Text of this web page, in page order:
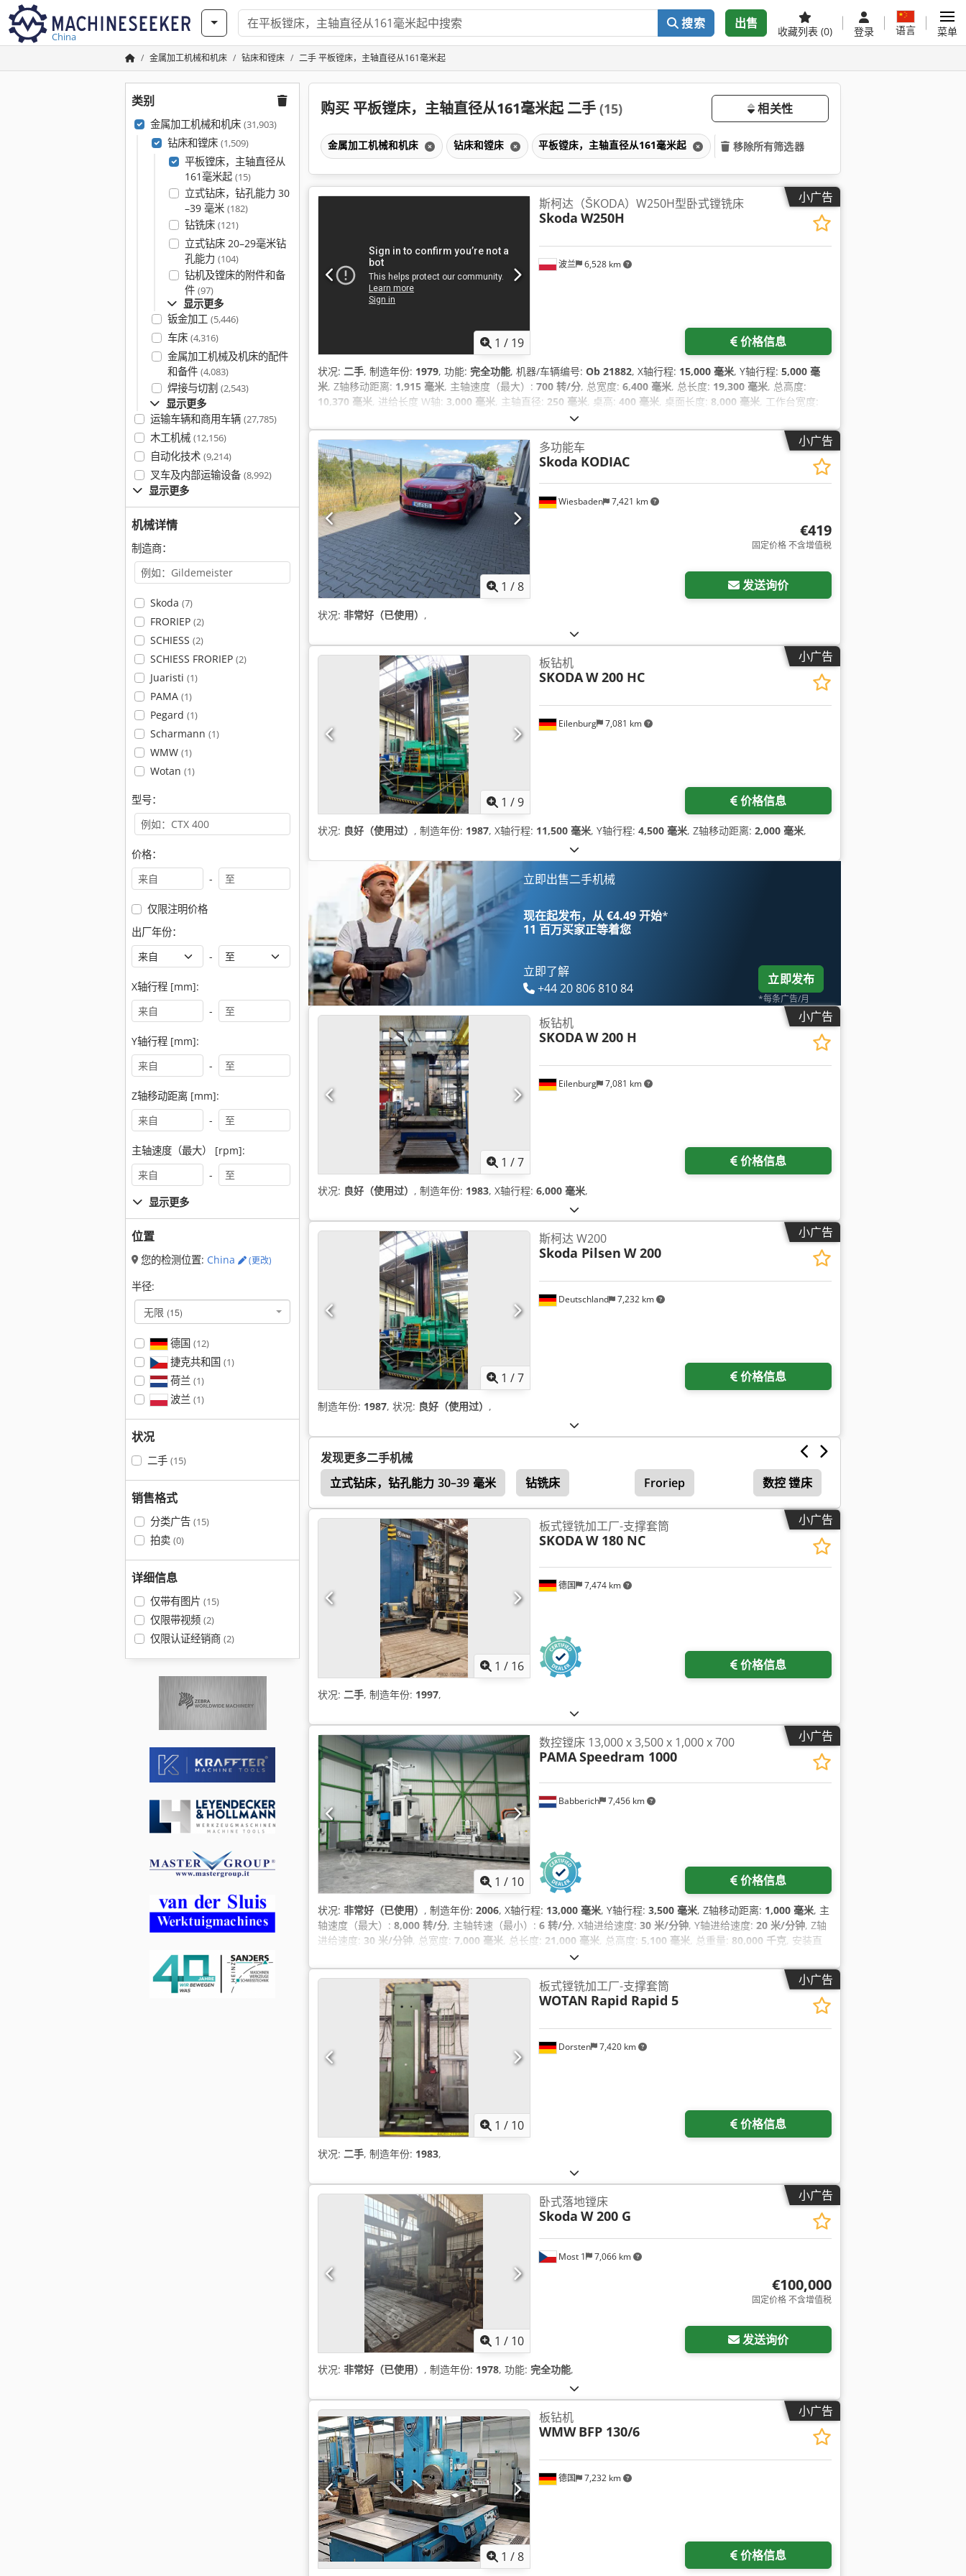
China
搜索 出售
收藏列表 (0) 登录 语言 菜单
金属加工机械和机床 钻床和镗床 二手 平板镗床，主轴直径从161毫米起
类别
金属加工机械和机床 (31,903)
钻床和镗床 (1,509)
平板镗床，主轴直径从
161毫米起 (15)
立式钻床，钻孔能力 30
–39 毫米 (182)
钻铣床 (121)
立式钻床 20–29毫米钻
孔能力 (104)
钻机及镗床的附件和备
件 (97)
显示更多
钣金加工 (5,446)
车床 (4,316)
金属加工机械及机床的配件
和备件 (4,083)
焊接与切割 (2,543)
显示更多
运输车辆和商用车辆 (27,785)
木工机械 (12,156)
自动化技术 (9,214)
叉车及内部运输设备 (8,992)
显示更多
机械详情
制造商：
Skoda (7)
FRORIEP (2)
SCHIESS (2)
SCHIESS FRORIEP (2)
Juaristi (1)
PAMA (1)
Pegard (1)
Scharmann (1)
WMW (1)
Wotan (1)
型号：
价格：
-
仅限注明价格
出厂年份：
-
X轴行程 [mm]:
-
Y轴行程 [mm]:
-
Z轴移动距离 [mm]:
-
主轴速度（最大） [rpm]:
-
显示更多
位置
您的检测位置: China (更改)
半径:
无限 (15)
德国 (12)
捷克共和国 (1)
荷兰 (1)
波兰 (1)
状况
二手 (15)
销售格式
分类广告 (15)
拍卖 (0)
详细信息
仅带有图片 (15)
仅限带视频 (2)
仅限认证经销商 (2)
购买 平板镗床，主轴直径从161毫米起 二手 (15) 相关性
金属加工机械和机床 钻床和镗床 平板镗床，主轴直径从161毫米起 移除所有筛选器
小广告
1 / 19
波兰 6,528 km
斯柯达（ŠKODA）W250H型卧式镗铣床
Skoda W250H
价格信息
状况: 二手, 制造年份: 1979, 功能: 完全功能, 机器/车辆编号: Ob 21882, X轴行程: 15,000 毫米, Y轴行程: 5,000 毫
米, Z轴移动距离: 1,915 毫米, 主轴速度（最大）: 700 转/分, 总宽度: 6,400 毫米, 总长度: 19,300 毫米, 总高度:
10,370 毫米, 进给长度 W轴: 3,000 毫米, 主轴直径: 250 毫米, 桌高: 400 毫米, 桌面长度: 8,000 毫米, 工作台宽度:
2006
小广告
1 /8
Wiesbaden 7,421 km
多功能车
Skoda KODIAC
€419
固定价格 不含增值税
发送询价
状况: 非常好（已使用） ,
小广告
1 /9
Eilenburg 7,081 km
板钻机
SKODAW 200 HC
价格信息
状况: 良好（使用过） , 制造年份: 1987, X轴行程: 11,500 毫米, Y轴行程: 4,500 毫米, Z轴移动距离: 2,000 毫米,
立即出售二手机械
现在起发布，从 €4.49 开始*
11 百万买家正等着您
立即了解
+44 20 806 810 84
立即发布
*每条广告/月
小广告
1 /7
Eilenburg 7,081 km
板钻机
SKODAW 200 H
价格信息
状况: 良好（使用过） , 制造年份: 1983, X轴行程: 6,000 毫米,
小广告
1 /7
Deutschland 7,232 km
斯柯达 W200
Skoda Pilsen W 200
价格信息
制造年份: 1987, 状况: 良好（使用过） ,
发现更多二手机械
立式钻床，钻孔能力 30–39 毫米
钻铣床 Froriep 数控 镗床
小广告
1 / 16
德国 7,474 km
板式镗铣加工厂-支撑套筒
SKODAW 180 NC
价格信息
状况: 二手, 制造年份: 1997,
小广告
1 / 10
Babberich 7,456 km
数控镗床 13,000 x 3,500 x 1,000 x 700
PAMASpeedram 1000
价格信息
状况: 非常好（已使用） , 制造年份: 2006, X轴行程: 13,000 毫米, Y轴行程: 3,500 毫米, Z轴移动距离: 1,000 毫米, 主
轴速度（最大）: 8,000 转/分, 主轴转速（最小）: 6 转/分, X轴进给速度: 30 米/分钟, Y轴进给速度: 20 米/分钟, Z轴
进给速度: 30 米/分钟, 总宽度: 7,000 毫米, 总长度: 21,000 毫米, 总高度: 5,100 毫米, 总重量: 80,000 千克, 安装直
小广告
1 / 10
Dorsten 7,420 km
板式镗铣加工厂-支撑套筒
WOTAN Rapid Rapid 5
价格信息
状况: 二手, 制造年份: 1983,
小广告
1 / 10
Most 1 7,066 km
卧式落地镗床
Skoda W 200 G
€100,000
固定价格 不含增值税
发送询价
状况: 非常好（已使用） , 制造年份: 1978, 功能: 完全功能,
小广告
1 /8
德国 7,232 km
板钻机
WMW BFP 130/6
价格信息